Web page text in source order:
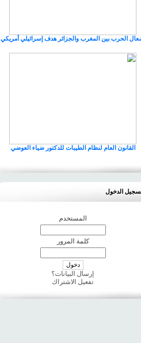
الحرب بين المغرب والجزائر هدف إسرائيلي أمريكي
القانون العام لنظام الطيبات للدكتور ضياء العوضي
الدخول
المستخدم
كلمة المرور
إرسال البيانات؟
تفعيل الاشتراك